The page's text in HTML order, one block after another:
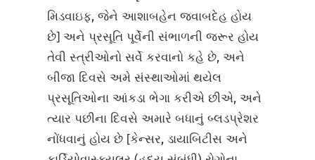
મિડવાઇફ, જેને આશાબહેન જવાબદેહ હોય
છે] અને પ્રસૂતિ પૂર્વેની સંભાળની જરૂર હોય
તેવી સ્ત્રીઓનો સર્વે કરવાનો કહે છે, અને
બીજા દિવસે અમે સંસ્થાઓમાં થયેલ
પ્રસૂતિઓના આંકડા ભેગા કરીએ છીએ, અને
ત્યાર પછીના દિવસે અમારે બધાનું બ્લડપ્રેશર
નોંધવાનું હોય છે [કેન્સર, ડાયાબિટીસ અને